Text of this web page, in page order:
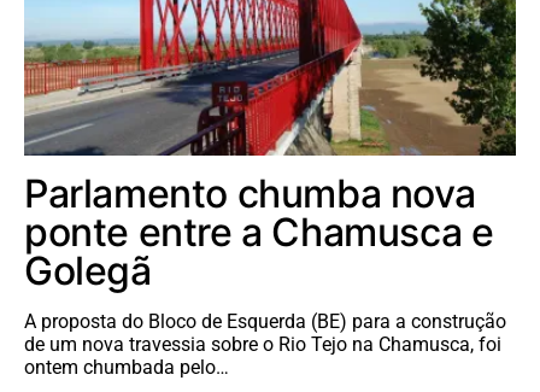
Parlamento chumba nova
ponte entre a Chamusca e
Golegã
A proposta do Bloco de Esquerda (BE) para a construção
de um nova travessia sobre o Rio Tejo na Chamusca, foi
ontem chumbada pelo…